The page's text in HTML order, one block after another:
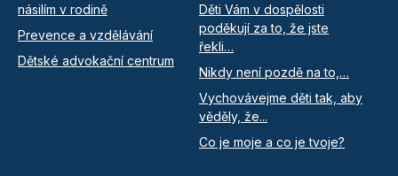
násilím v rodině
Prevence a vzdělávání
Dětské advokační centrum
Děti Vám v dospělosti
poděkují za to, že jste
řekli…
Nikdy není pozdě na to,…
Vychovávejme děti tak, aby
věděly, že...
Co je moje a co je tvoje?